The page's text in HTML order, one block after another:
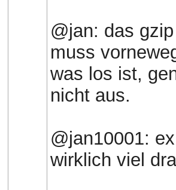
@jan: das
muss
was los ist,
nicht aus.
@jan10001:
wirklich viel